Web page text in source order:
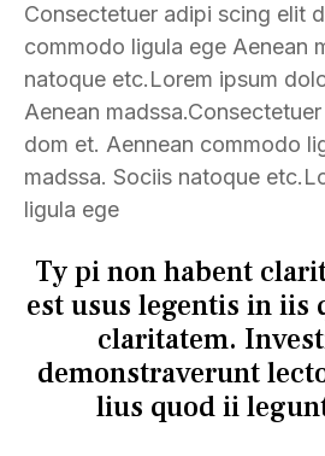
Consectetuer adipi scing elit
commodo ligula ege Aenean
natoque etc.Lorem ipsum
Aenean
dom et. Aennean commodo
madssa. Sociis natoque
ligula ege
Ty pi non habent
est usus legentis in iis
claritatem.
demonstraverunt
lius quod ii